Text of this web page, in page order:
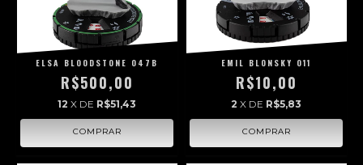
ELSA BLOODSTONE 047B
R$500,00
12 X DE R$51,43
EMIL BLONSKY 011
R$10,00
2 X DE R$5,83